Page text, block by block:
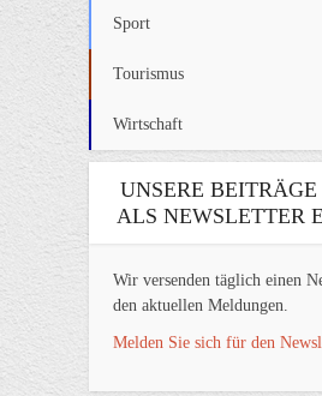
Sport
Tourismus
Wirtschaft
UNSERE
ALS NEWSLETTER
Wir versenden täglich einen
den aktuellen Meldungen.
Melden Sie sich für den